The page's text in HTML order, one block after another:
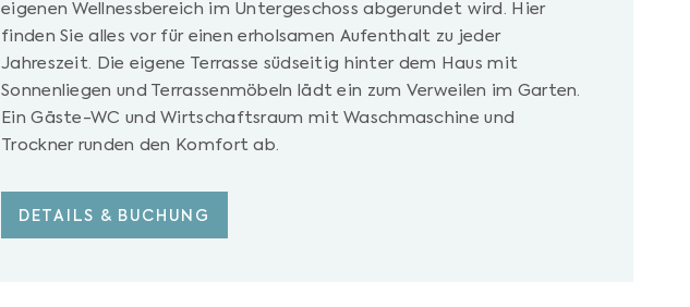
eigenen Wellnessbereich im Untergeschoss abgerundet wird. Hier
finden Sie alles vor für einen erholsamen Aufenthalt zu jeder
Jahreszeit. Die eigene Terrasse südseitig hinter dem Haus mit
Sonnenliegen und Terrassenmöbeln lädt ein zum Verweilen im Garten.
Ein Gäste-WC und Wirtschaftsraum mit Waschmaschine und
Trockner runden den Komfort ab.
DETAILS & BUCHUNG